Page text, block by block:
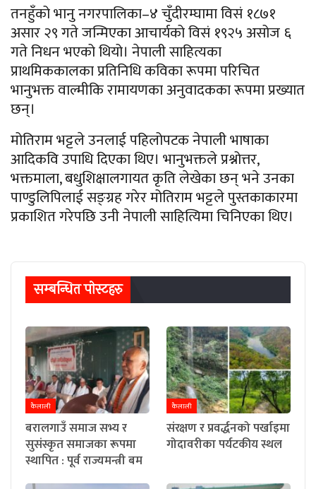
तनहुँको भानु नगरपालिका–४ चुँदीरम्घामा विसं १८७१
असार २९ गते जन्मिएका आचार्यको विसं १९२५ असोज ६
गते निधन भएको थियो। नेपाली साहित्यका
प्राथमिककालका प्रतिनिधि कविका रूपमा परिचित
भानुभक्त वाल्मीकि रामायणका अनुवादकका रूपमा प्रख्यात
छन्।
मोतिराम भट्टले उनलाई पहिलोपटक नेपाली भाषाका
आदिकवि उपाधि दिएका थिए। भानुभक्तले प्रश्नोत्तर,
भक्तमाला, बधुशिक्षालगायत कृति लेखेका छन् भने उनका
पाण्डुलिपिलाई सङ्ग्रह गरेर मोतिराम भट्टले पुस्तकाकारमा
प्रकाशित गरेपछि उनी नेपाली साहित्यिमा चिनिएका थिए।
सम्बन्धित पाेस्टहरु
कैलाली
बरालगाउँ समाज सभ्य र
सुसंस्कृत समाजका रूपमा
स्थापित : पूर्व राज्यमन्त्री बम
कैलाली
संरक्षण र प्रवर्द्धनको पर्खाइमा
गोदावरीका पर्यटकीय स्थल